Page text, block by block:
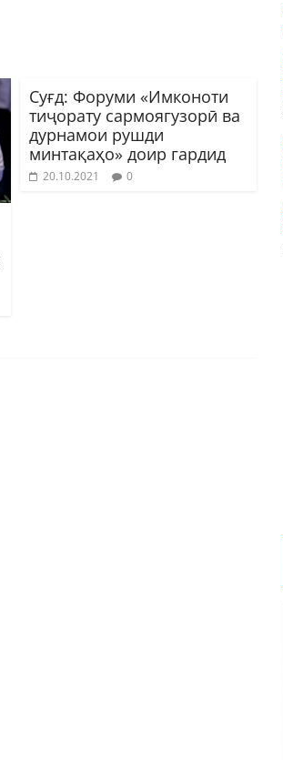
Суғд: Форуми «Имконоти
тиҷорату сармоягузорӣ ва
дурнамои рушди
минтақаҳо» доир гардид
20.10.2021 0